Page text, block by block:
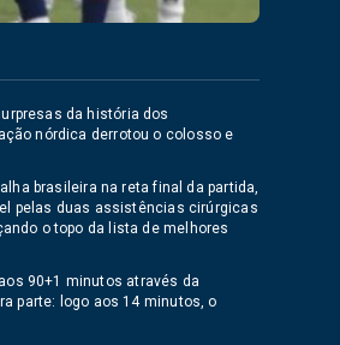
da história dos
nórdica derrotou o colosso e
brasileira na reta final da partida,
pelas duas assistências cirúrgicas
o topo da lista de melhores
90+1 minutos através da
parte: logo aos 14 minutos, o